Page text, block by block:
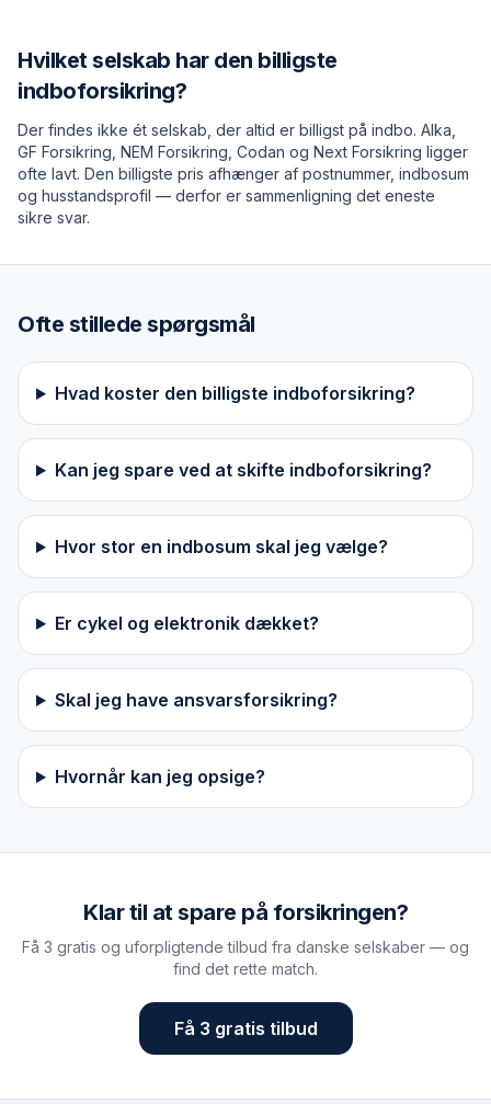
Hvilket selskab har den billigste
indboforsikring?
Der findes ikke ét selskab, der altid er billigst på indbo. Alka,
GF Forsikring, NEM Forsikring, Codan og Next Forsikring ligger
ofte lavt. Den billigste pris afhænger af postnummer, indbosum
og husstandsprofil — derfor er sammenligning det eneste
sikre svar.
Ofte stillede spørgsmål
Hvad koster den billigste indboforsikring?
Kan jeg spare ved at skifte indboforsikring?
Hvor stor en indbosum skal jeg vælge?
Er cykel og elektronik dækket?
Skal jeg have ansvarsforsikring?
Hvornår kan jeg opsige?
Klar til at spare på forsikringen?
Få 3 gratis og uforpligtende tilbud fra danske selskaber — og
find det rette match.
Få 3 gratis tilbud